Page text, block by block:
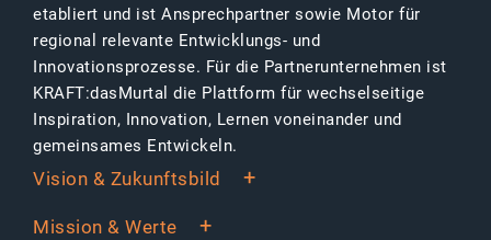
etabliert und ist Ansprechpartner sowie Motor für
regional relevante Entwicklungs- und
Innovationsprozesse. Für die Partnerunternehmen ist
KRAFT:dasMurtal die Plattform für wechselseitige
Inspiration, Innovation, Lernen voneinander und
gemeinsames Entwickeln.
Vision & Zukunftsbild
Mission & Werte